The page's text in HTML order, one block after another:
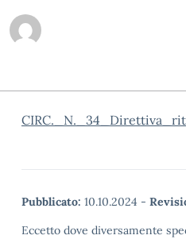
Pubblicato: 10.10.2024 -
Eccetto dove diversamente